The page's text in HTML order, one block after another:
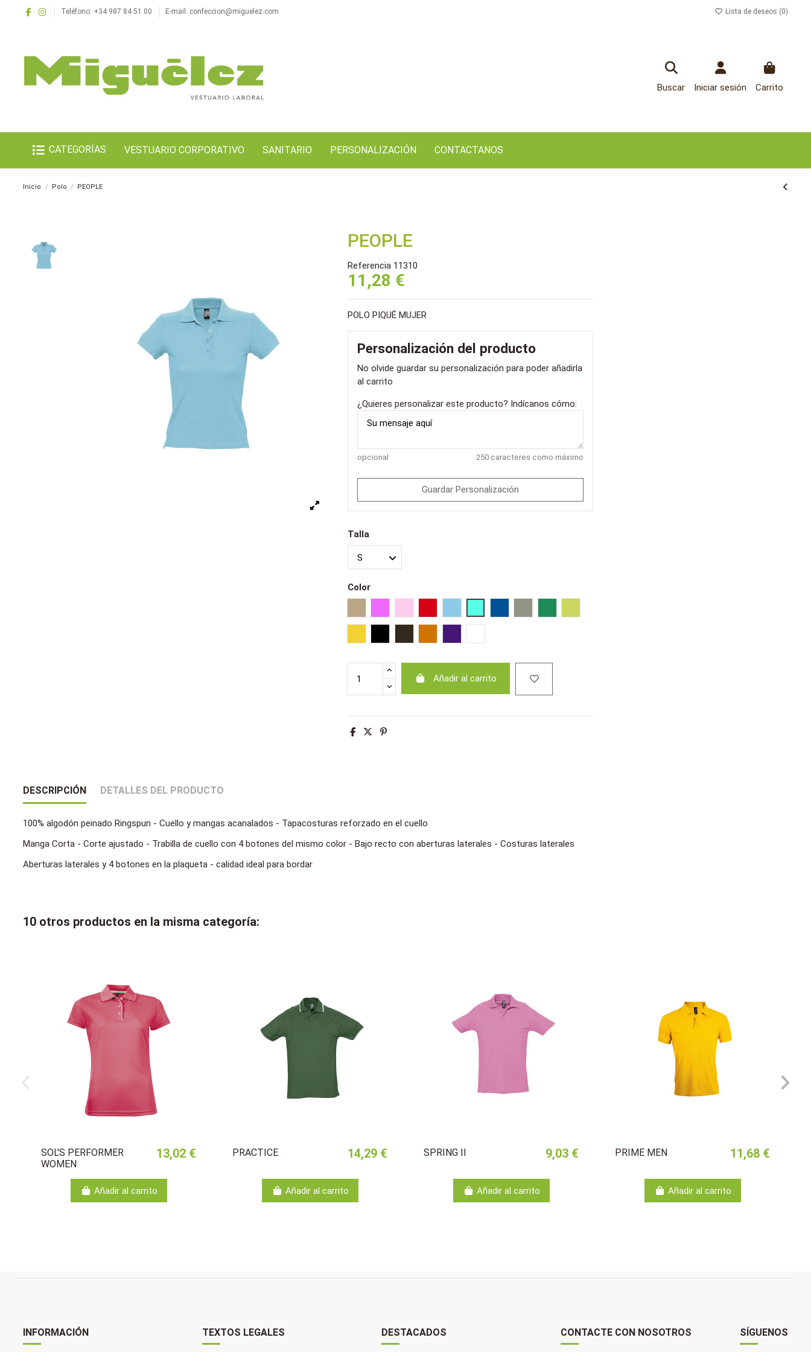
Teléfono: +34 987 84 51 00 E-mail: confeccion@miguelez.com Lista de deseos (0)
Buscar Iniciar sesión Carrito
CATEGORÍAS VESTUARIO CORPORATIVO SANITARIO PERSONALIZACIÓN CONTACTANOS
Inicio Polo PEOPLE
PEOPLE
Referencia 11310
11,28 €
POLO PIQUÉ MUJER
Personalización del producto
No olvide guardar su personalización para poder añadirla
al carrito
¿Quieres personalizar este producto? Indícanos cómo:
opcional 250 caracteres como máximo
Guardar Personalización
Talla
Color
Añadir al carrito
DESCRIPCIÓN DETALLES DEL PRODUCTO
100% algodón peinado Ringspun - Cuello y mangas acanalados - Tapacosturas reforzado en el cuello
Manga Corta - Corte ajustado - Trabilla de cuello con 4 botones del mismo color - Bajo recto con aberturas laterales - Costuras laterales
Aberturas laterales y 4 botones en la plaqueta - calidad ideal para bordar
10 otros productos en la misma categoría:
SOL'S PERFORMER
WOMEN
13,02 €
Añadir al carrito
PRACTICE 14,29 €
Añadir al carrito
SPRING II 9,03 €
Añadir al carrito
PRIME MEN 11,68 €
Añadir al carrito
INFORMACIÓN TEXTOS LEGALES DESTACADOS CONTACTE CON NOSOTROS SÍGUENOS